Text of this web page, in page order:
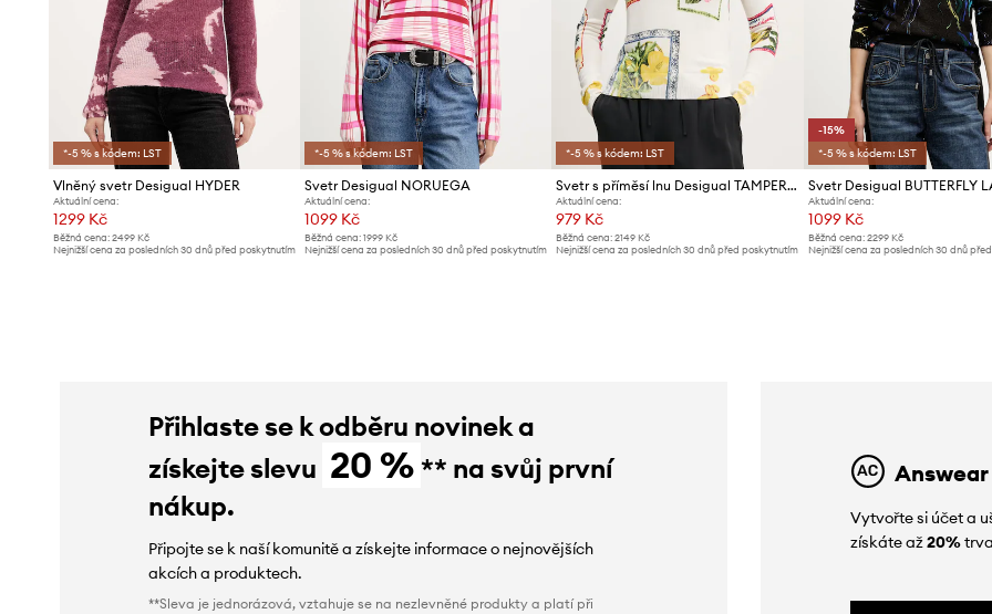
*-5 % s kódem: LST
Vlněný svetr Desigual HYDER
Aktuální cena:
1299 Kč
Běžná cena: 2499 Kč
Nejnižší cena za posledních 30 dnů před poskytnutím
*-5 % s kódem: LST
Svetr Desigual NORUEGA
Aktuální cena:
1099 Kč
Běžná cena:1999 Kč
Nejnižší cena za posledních 30 dnů před poskytnutím
*-5 % s kódem: LST
Svetr s příměsí lnu Desigual TAMPERE
Aktuální cena:
979 Kč
Běžná cena: 2149 Kč
Nejnižší cena za posledních 30 dnů před poskytnutím
-15%
*-5 % s kódem: LST
Svetr Desigual BUTTERFLY
Aktuální cena:
1099 Kč
Běžná cena: 2299 Kč
Nejnižší cena za posledních 30 dnů
Přihlaste se k odběru novinek a
získejte slevu 20 % ** na svůj první
nákup.
Připojte se k naší komunitě a získejte informace o nejnovějších
akcích a produktech.
**Sleva je jednorázová, vztahuje se na nezlevněné produkty a platí při
Vytvořte si účet a
získáte až20%